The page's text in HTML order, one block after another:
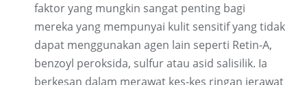
faktor yang mungkin sangat penting bagi
mereka yang mempunyai kulit sensitif yang tidak
dapat menggunakan agen lain seperti Retin-A,
benzoyl peroksida, sulfur atau asid salisilik. Ia
berkesan dalam merawat kes-kes ringan jerawat